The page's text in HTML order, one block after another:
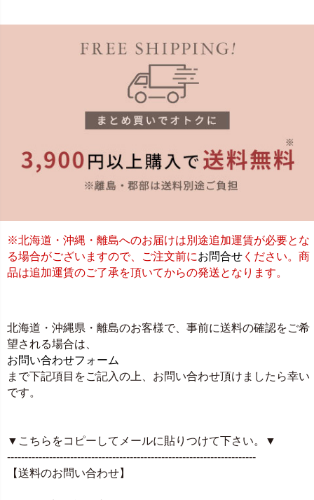
※北海道・沖縄・離島へのお届けは別途追加運賃が必要とな
る場合がございますので、ご注文前にお問合せ ください。商
品は追加運賃のご了承を頂いてからの発送となります。
北海道・沖縄県・離島のお客様で、事前に送料の確認をご希
望される場合は、
お問い合わせフォーム
まで下記項目をご記入の上、お問い合わせ頂けましたら幸い
です。
▼こちらをコピーしてメールに貼りつけて下さい。▼
-----------------------------------------------------------------------
【送料のお問い合わせ】